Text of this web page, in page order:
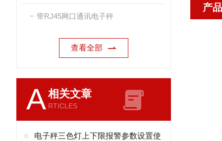
带RJ45网口通讯电子秤
查看全部
A相关文章
RTICLES
电子秤三色灯上下限报警参数设置使
产